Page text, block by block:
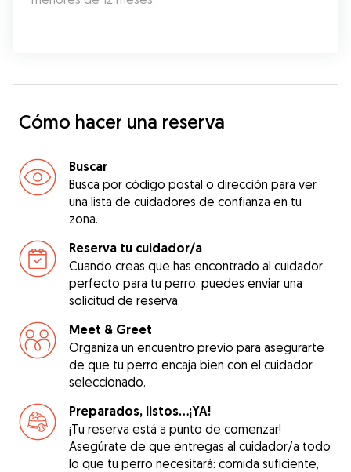
Cómo hacer una reserva
Buscar
Busca por código postal o dirección para ver
una lista de cuidadores de confianza en tu
zona.
Reserva tu cuidador/a
Cuando creas que has encontrado al cuidador
perfecto para tu perro, puedes enviar una
solicitud de reserva.
Meet & Greet
Organiza un encuentro previo para asegurarte
de que tu perro encaja bien con el cuidador
seleccionado.
Preparados, listos...¡YA!
¡Tu reserva está a punto de comenzar!
Asegúrate de que entregas al cuidador/a todo
lo que tu perro necesitará: comida suficiente,